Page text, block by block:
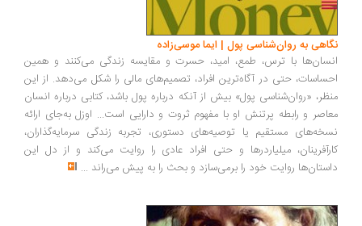
به روان‌شناسی پول | ایما موسی‌زاده
با ترس، طمع، امید، حسرت و مقایسه زندگی می‌کنند و همین
حتی در آگاه‌ترین افراد، تصمیم‌های مالی را شکل می‌دهد. از این
«روان‌شناسی پول» بیش از آنکه درباره پول باشد، کتابی درباره انسان
و رابطه پرتنش او با مفهوم ثروت و دارایی است... اوزل به‌جای ارائه
مستقیم یا توصیه‌های دستوری، تجربه زندگی سرمایه‌گذاران،
میلیاردرها و حتی افراد عادی را روایت می‌کند و از دل این
روایت خود را برمی‌سازد و بحث را به پیش می‌راند ...